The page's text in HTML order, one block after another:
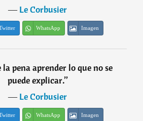
―Le Corbusier
WhatsApp Imagen
la pena aprender lo que no se
puede explicar.”
―Le Corbusier
WhatsApp Imagen